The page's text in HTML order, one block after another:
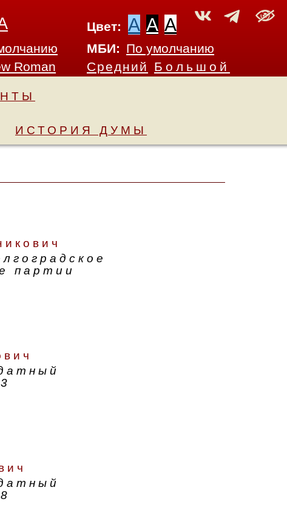
Цвет: A A A
Roman
МБИ: По умолчанию
Средний Большой
ИСТОРИЯ ДУМЫ
партии